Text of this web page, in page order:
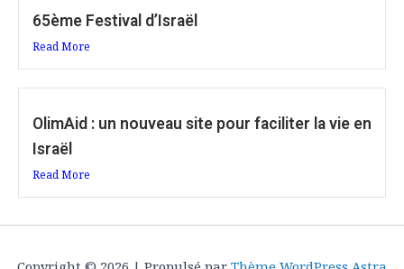
65ème Festival d’Israël
Read More
OlimAid : un nouveau site pour faciliter la vie en
Israël
Read More